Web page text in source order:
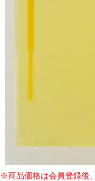
※商品価格は会員登録後